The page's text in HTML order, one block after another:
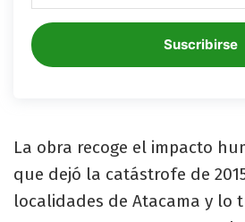
Suscribirse
La obra recoge el impacto
que dejó la catástrofe de
localidades de Atacama y lo